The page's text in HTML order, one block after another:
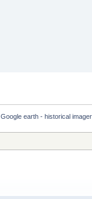
Google earth - historical